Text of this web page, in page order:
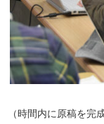
（時間内に原稿を完